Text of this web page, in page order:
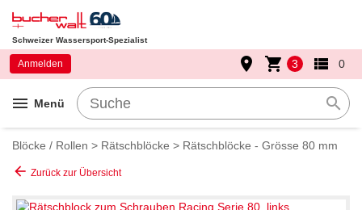
Schweizer Wassersport-Spezialist
menu Menü search
Anmelden place shopping_cart 3 view_list 0
Blöcke / Rollen > Rätschblöcke > Rätschblöcke - Grösse 80 mm
arrow_back Zurück zur Übersicht